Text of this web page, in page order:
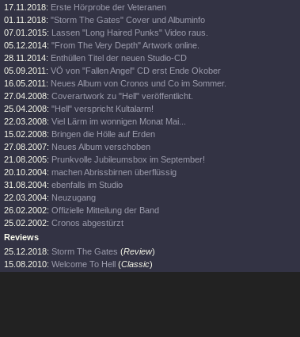
17.11.2018: Erste Hörprobe der Veteranen
01.11.2018: "Storm The Gates" Cover und Albuminfo
07.01.2015: Lassen "Long Haired Punks" Video raus.
05.12.2014: "From The Very Depth" Artwork online.
28.11.2014: Enthüllen Titel der neuen Studio-CD
05.09.2011: VÖ von "Fallen Angel" CD erst Ende Okober
16.05.2011: Neues Album von Cronos und Co im Sommer.
27.04.2008: Coverartwork zu "Hell" veröffentlicht.
25.04.2008: "Hell" verspricht Kultalarm!
22.03.2008: Viel Lärm im wonnigen Monat Mai...
15.02.2008: Bringen die Hölle auf Erden
27.08.2007: Neues Album verschoben
21.08.2005: Prunkvolle Jubileumsbox im September!
20.10.2004: machen Abrissbirnen überflüssig
31.08.2004: ebenfalls im Studio
22.03.2004: Neuzugang
26.02.2002: Offizielle Mitteilung der Band
25.02.2002: Cronos abgestürzt
Reviews
25.12.2018: Storm The Gates (Review)
15.08.2010: Welcome To Hell (Classic)